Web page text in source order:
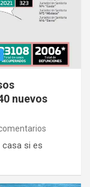
nuevos
casa si es